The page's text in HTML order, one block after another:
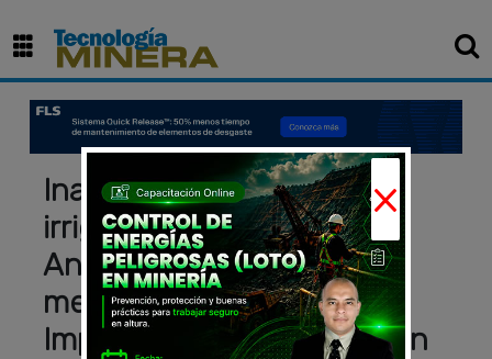
Inauguran proyecto de
irrigación ejecutada por
Antamina a través del
mecanismo de Obras por
Impuestos en Huayllacayán
×